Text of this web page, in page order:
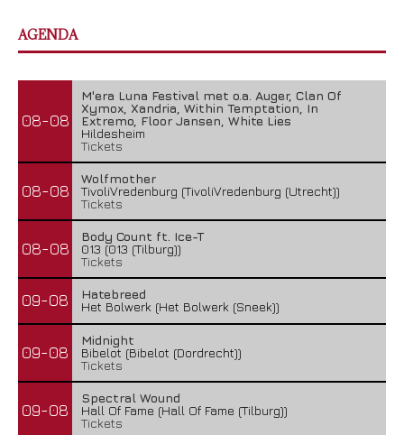
AGENDA
08-08
M'era Luna Festival met o.a. Auger, Clan Of
Xymox, Xandria, Within Temptation, In
Extremo, Floor Jansen, White Lies
Hildesheim
Tickets
08-08
Wolfmother
TivoliVredenburg (TivoliVredenburg (Utrecht))
Tickets
08-08
Body Count ft. Ice-T
013 (013 (Tilburg))
Tickets
09-08
Hatebreed
Het Bolwerk (Het Bolwerk (Sneek))
09-08
Midnight
Bibelot (Bibelot (Dordrecht))
Tickets
09-08
Spectral Wound
Hall Of Fame (Hall Of Fame (Tilburg))
Tickets